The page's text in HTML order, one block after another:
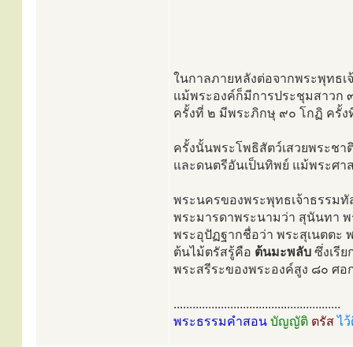
ในกาลภายหลังต่อจากพระพุทธ
แม้พระองค์ก็มีการประชุมสาวก
ครั้งที่ ๒ มีพระภิกษุ ๙๐ โกฏิ ครั้
ครั้งนั้นพระโพธิสัตว์เสวยพระช
และดนตรีอันเป็นทิพย์ แม้พระศ
พระนครของพระพุทธเจ้าธรรม
พระมารดาพระนามว่า สุนันทา
พระอุปัฏฐากชื่อว่า พระสุเนตตะ
ต้นไม้ตรัสรู้คือ ต้นมะพลับ ซึ่งเรี
พระสรีระของพระองค์สูง ๘๐ ศ
.....................................................
พระธรรมคำสอน บัญญัติ ตรัสไ